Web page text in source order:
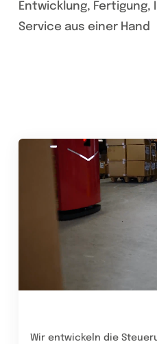
Entwicklung, Fertigung,
Service aus einer Hand
Wir entwickeln die